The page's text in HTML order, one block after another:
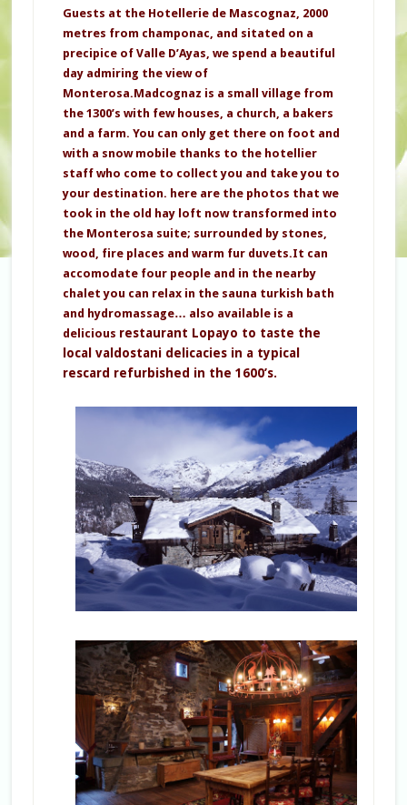
Guests at the Hotellerie de Mascognaz, 2000
metres from champonac, and sitated on a
precipice of Valle D’Ayas, we spend a beautiful
day admiring the view of
Monterosa.Madcognaz is a small village from
the 1300’s with few houses, a church, a bakers
and a farm. You can only get there on foot and
with a snow mobile thanks to the hotellier
staff who come to collect you and take you to
your destination. here are the photos that we
took in the old hay loft now transformed into
the Monterosa suite; surrounded by stones,
wood, fire places and warm fur duvets.It can
accomodate four people and in the nearby
chalet you can relax in the sauna turkish bath
and hydromassage… also available is a
delicious restaurant Lopayo to taste the
local valdostani delicacies in a typical
rescard refurbished in the 1600’s.